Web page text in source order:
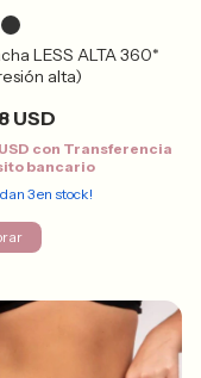
LESS ALTA 360*
alta)
USD
con Transferencia
bancario
3en stock!